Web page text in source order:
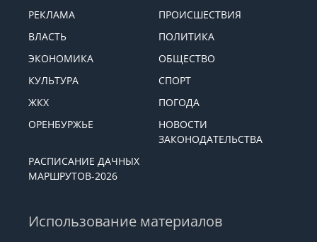
РЕКЛАМА
ПРОИСШЕСТВИЯ
ВЛАСТЬ
ПОЛИТИКА
ЭКОНОМИКА
ОБЩЕСТВО
КУЛЬТУРА
СПОРТ
ЖКХ
ПОГОДА
ОРЕНБУРЖЬЕ
НОВОСТИ
ЗАКОНОДАТЕЛЬСТВА
РАСПИСАНИЕ ДАЧНЫХ
МАРШРУТОВ-2026
Использование материалов